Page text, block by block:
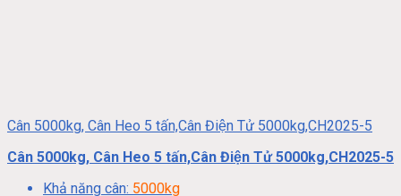
Cân 5000kg, Cân Heo 5 tấn,Cân Điện Tử 5000kg,CH2025-5
Cân 5000kg, Cân Heo 5 tấn,Cân Điện Tử 5000kg,CH2025-5
Khả năng cân: 5000kg